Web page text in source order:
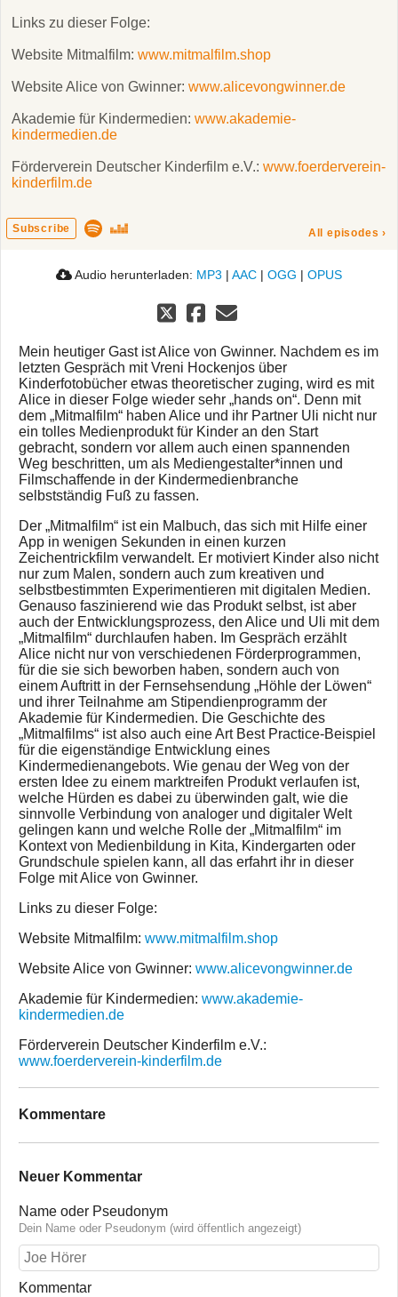
Links zu dieser Folge:
Website Mitmalfilm: www.mitmalfilm.shop
Website Alice von Gwinner: www.alicevongwinner.de
Akademie für Kindermedien: www.akademie-
kindermedien.de
Förderverein Deutscher Kinderfilm e.V.: www.foerderverein-
kinderfilm.de
Subscribe All episodes ›
Audio herunterladen: MP3 | AAC | OGG | OPUS
Mein heutiger Gast ist Alice von Gwinner. Nachdem es im
letzten Gespräch mit Vreni Hockenjos über
Kinderfotobücher etwas theoretischer zuging, wird es mit
Alice in dieser Folge wieder sehr „hands on“. Denn mit
dem „Mitmalfilm“ haben Alice und ihr Partner Uli nicht nur
ein tolles Medienprodukt für Kinder an den Start
gebracht, sondern vor allem auch einen spannenden
Weg beschritten, um als Mediengestalter*innen und
Filmschaffende in der Kindermedienbranche
selbstständig Fuß zu fassen.
Der „Mitmalfilm“ ist ein Malbuch, das sich mit Hilfe einer
App in wenigen Sekunden in einen kurzen
Zeichentrickfilm verwandelt. Er motiviert Kinder also nicht
nur zum Malen, sondern auch zum kreativen und
selbstbestimmten Experimentieren mit digitalen Medien.
Genauso faszinierend wie das Produkt selbst, ist aber
auch der Entwicklungsprozess, den Alice und Uli mit dem
„Mitmalfilm“ durchlaufen haben. Im Gespräch erzählt
Alice nicht nur von verschiedenen Förderprogrammen,
für die sie sich beworben haben, sondern auch von
einem Auftritt in der Fernsehsendung „Höhle der Löwen“
und ihrer Teilnahme am Stipendienprogramm der
Akademie für Kindermedien. Die Geschichte des
„Mitmalfilms“ ist also auch eine Art Best Practice-Beispiel
für die eigenständige Entwicklung eines
Kindermedienangebots. Wie genau der Weg von der
ersten Idee zu einem marktreifen Produkt verlaufen ist,
welche Hürden es dabei zu überwinden galt, wie die
sinnvolle Verbindung von analoger und digitaler Welt
gelingen kann und welche Rolle der „Mitmalfilm“ im
Kontext von Medienbildung in Kita, Kindergarten oder
Grundschule spielen kann, all das erfahrt ihr in dieser
Folge mit Alice von Gwinner.
Links zu dieser Folge:
Website Mitmalfilm: www.mitmalfilm.shop
Website Alice von Gwinner: www.alicevongwinner.de
Akademie für Kindermedien: www.akademie-
kindermedien.de
Förderverein Deutscher Kinderfilm e.V.:
www.foerderverein-kinderfilm.de
Kommentare
Neuer Kommentar
Name oder Pseudonym
Dein Name oder Pseudonym (wird öffentlich angezeigt)
Kommentar